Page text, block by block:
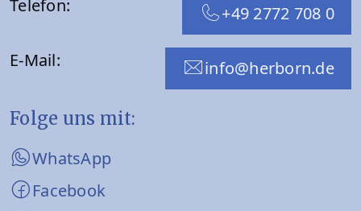
Telefon: +49 2772 708 0
E-Mail: info@herborn.de
Folge uns mit:
WhatsApp
Facebook